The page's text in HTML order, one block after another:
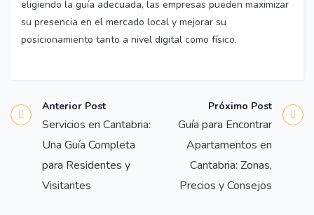
eligiendo la guía adecuada, las empresas pueden maximizar
su presencia en el mercado local y mejorar su
posicionamiento tanto a nivel digital como físico.
Anterior Post
Servicios en Cantabria:
Una Guía Completa
para Residentes y
Visitantes
Próximo Post
Guía para Encontrar
Apartamentos en
Cantabria: Zonas,
Precios y Consejos